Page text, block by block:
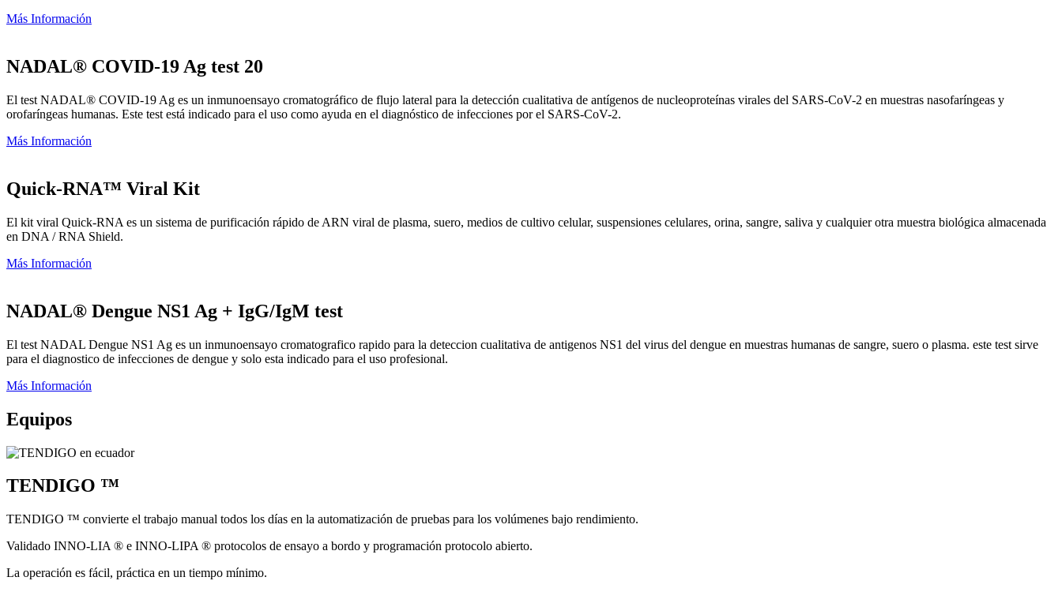
Más Información
NADAL® COVID-19 Ag test 20
El test NADAL® COVID-19 Ag es un inmunoensayo cromatográfico de flujo lateral para la detección cualitativa de antígenos de nucleoproteínas virales del SARS-CoV-2 en muestras nasofaríngeas y
orofaríngeas humanas. Este test está indicado para el uso como ayuda en el diagnóstico de infecciones por el SARS-CoV-2.
Más Información
Quick-RNA™ Viral Kit
El kit viral Quick-RNA es un sistema de purificación rápido de ARN viral de plasma, suero, medios de cultivo celular, suspensiones celulares, orina, sangre, saliva y cualquier otra muestra biológica almacenada
en DNA / RNA Shield.
Más Información
NADAL® Dengue NS1 Ag + IgG/IgM test
El test NADAL Dengue NS1 Ag es un inmunoensayo cromatografico rapido para la deteccion cualitativa de antigenos NS1 del virus del dengue en muestras humanas de sangre, suero o plasma. este test sirve
para el diagnostico de infecciones de dengue y solo esta indicado para el uso profesional.
Más Información
Equipos
TENDIGO ™
TENDIGO ™ convierte el trabajo manual todos los días en la automatización de pruebas para los volúmenes bajo rendimiento.
Validado INNO-LIA ® e INNO-LIPA ® protocolos de ensayo a bordo y programación protocolo abierto.
La operación es fácil, práctica en un tiempo mínimo.